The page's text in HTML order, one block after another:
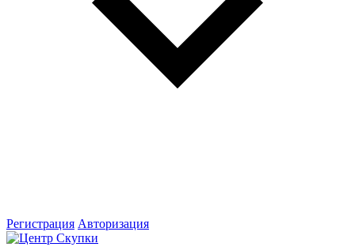
Регистрация Авторизация